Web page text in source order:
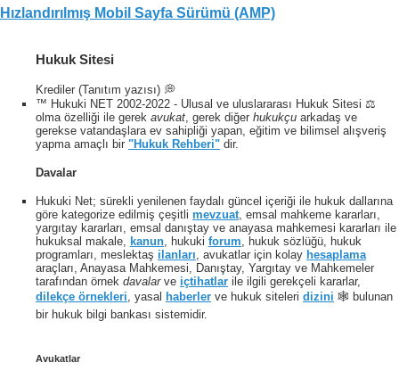
Hızlandırılmış Mobil Sayfa Sürümü (AMP)
Hukuk Sitesi
Krediler (Tanıtım yazısı) 💭
™ Hukuki NET 2002-2022 - Ulusal ve uluslararası Hukuk Sitesi ⚖️
olma özelliği ile gerek avukat , gerek diğer hukukçu arkadaş ve
gerekse vatandaşlara ev sahipliği yapan, eğitim ve bilimsel alışveriş
yapma amaçlı bir "Hukuk Rehberi" dir.
Davalar
Hukuki Net; sürekli yenilenen faydalı güncel içeriği ile hukuk dallarına
göre kategorize edilmiş çeşitli mevzuat, emsal mahkeme kararları,
yargıtay kararları, emsal danıştay ve anayasa mahkemesi kararları ile
hukuksal makale, kanun, hukuki forum, hukuk sözlüğü, hukuk
programları, meslektaş ilanları, avukatlar için kolay hesaplama
araçları, Anayasa Mahkemesi, Danıştay, Yargıtay ve Mahkemeler
tarafından örnek davalarve içtihatlar ile ilgili gerekçeli kararlar,
dilekçe örnekleri, yasal haberler ve hukuk siteleri dizini 🕸 bulunan
bir hukuk bilgi bankası sistemidir.
Avukatlar